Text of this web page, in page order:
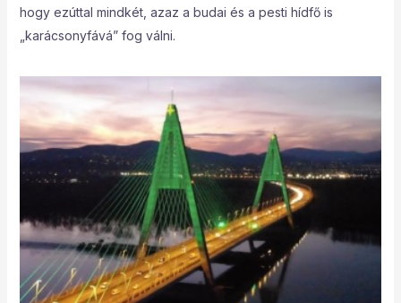
hogy ezúttal mindkét, azaz a budai és a pesti hídfő is
„karácsonyfává” fog válni.